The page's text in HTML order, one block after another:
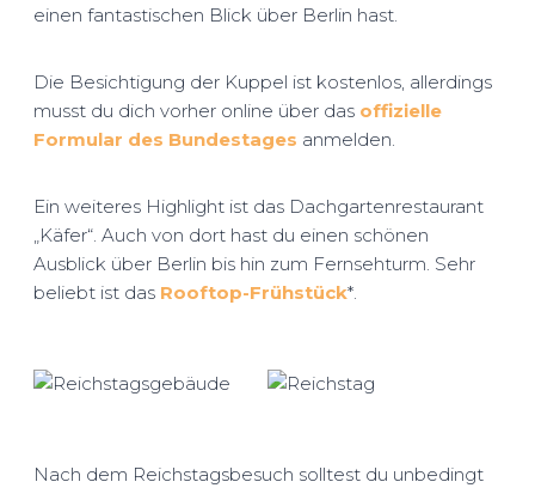
einen fantastischen Blick über Berlin hast.
Die Besichtigung der Kuppel ist kostenlos, allerdings
musst du dich vorher online über das offizielle
Formular des Bundestages anmelden.
Ein weiteres Highlight ist das Dachgartenrestaurant
„Käfer“. Auch von dort hast du einen schönen
Ausblick über Berlin bis hin zum Fernsehturm. Sehr
beliebt ist das Rooftop-Frühstück*.
Nach dem Reichstagsbesuch solltest du unbedingt